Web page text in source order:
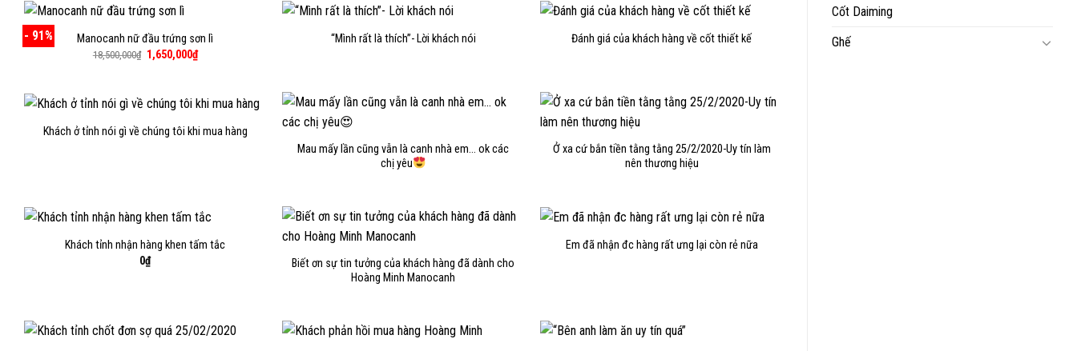
Cốt Daiming
Ghế
- 91% Manocanh nữ đầu trứng sơn lì
18,500,000₫ Giá
gốc
1,650,000₫Giá
hiện
1,650,000₫.
“Mình rất là thích”- Lời khách nói Đánh giá của khách hàng về cốt thiết kế
Khách ở tỉnh nói gì về chúng tôi khi mua hàng
Mau mấy lần cũng vẫn là canh nhà em… ok các
chị yêu
Ở xa cứ bắn tiền tằng tằng 25/2/2020-Uy tín làm
nên thương hiệu
Khách tỉnh nhận hàng khen tấm tắc
0₫
Biết ơn sự tin tưởng của khách hàng đã dành cho
Hoàng Minh Manocanh
Em đã nhận đc hàng rất ưng lại còn rẻ nữa